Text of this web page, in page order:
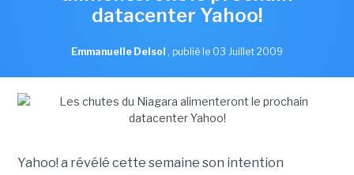
datacenter Yahoo!
Emmanuelle Delsol , publié le 03 Juillet 2009
Yahoo! a révélé cette semaine son intention